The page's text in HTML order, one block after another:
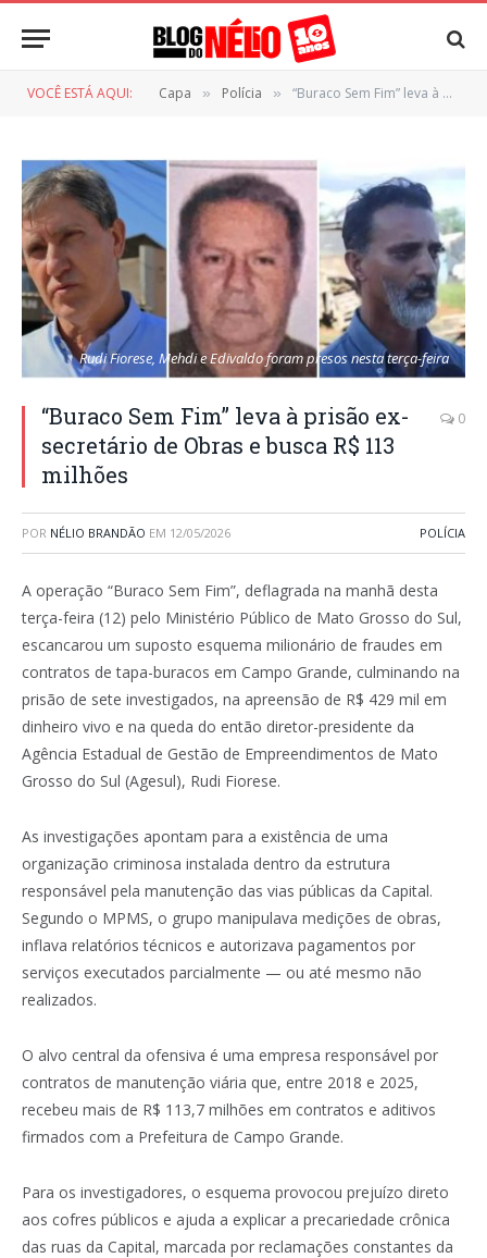
VOCÊ ESTÁ AQUI: Capa » Polícia » “Buraco Sem Fim” leva à prisão ex-secretário de Obras e busca R$ 113 milhões
Rudi Fiorese, Mehdi e Edivaldo foram presos nesta terça-feira
“Buraco Sem Fim” leva à prisão ex-
secretário de Obras e busca R$ 113
milhões
0
POR NÉLIO BRANDÃO EM 12/05/2026 POLÍCIA
A operação “Buraco Sem Fim”, deflagrada na manhã desta
terça-feira (12) pelo Ministério Público de Mato Grosso do Sul,
escancarou um suposto esquema milionário de fraudes em
contratos de tapa-buracos em Campo Grande, culminando na
prisão de sete investigados, na apreensão de R$ 429 mil em
dinheiro vivo e na queda do então diretor-presidente da
Agência Estadual de Gestão de Empreendimentos de Mato
Grosso do Sul (Agesul), Rudi Fiorese.
As investigações apontam para a existência de uma
organização criminosa instalada dentro da estrutura
responsável pela manutenção das vias públicas da Capital.
Segundo o MPMS, o grupo manipulava medições de obras,
inflava relatórios técnicos e autorizava pagamentos por
serviços executados parcialmente — ou até mesmo não
realizados.
O alvo central da ofensiva é uma empresa responsável por
contratos de manutenção viária que, entre 2018 e 2025,
recebeu mais de R$ 113,7 milhões em contratos e aditivos
firmados com a Prefeitura de Campo Grande.
Para os investigadores, o esquema provocou prejuízo direto
aos cofres públicos e ajuda a explicar a precariedade crônica
das ruas da Capital, marcada por reclamações constantes da